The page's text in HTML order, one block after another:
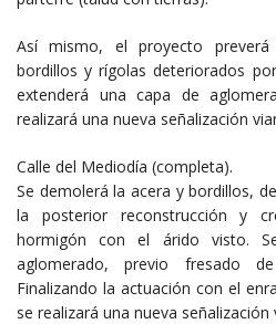
Así mismo, el proyecto
bordillos y rígolas deteriorados
extenderá una capa de
realizará una nueva señalización
Calle del Mediodía (completa).
Se demolerá la acera y bordillos,
la posterior reconstrucción y
hormigón con el árido visto.
aglomerado, previo fresado
Finalizando la actuación con el
se realizará una nueva